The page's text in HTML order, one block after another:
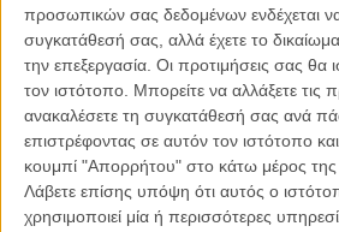
προσωπικών σας δεδομένων ενδέχεται
συγκατάθεσή σας, αλλά έχετε το
την επεξεργασία. Οι προτιμήσεις σας θα
τον ιστότοπο. Μπορείτε να αλλάξετε τις
ανακαλέσετε τη συγκατάθεσή σας ανά
επιστρέφοντας σε αυτόν τον ιστότοπο
κουμπί "Απορρήτου" στο κάτω μέρος της
Λάβετε επίσης υπόψη ότι αυτός ο
χρησιμοποιεί μία ή περισσότερες
«Shame»), Μισέλ Χαζαναβίσιους («The
Πρωτάρηδες»), Μπένετ Μίλερ («Moneyball
Και μέσα σ' αυτή τη σκηνοθετική παρέα, η
είναι ηχηρή και απαράδεκτη.
Αν θεωρείτε εμάς υπερβολικούς στην
πώς ξεκίνησε η κουβέντα μόλις
ομάδα για τη φωτογράφησή τους.